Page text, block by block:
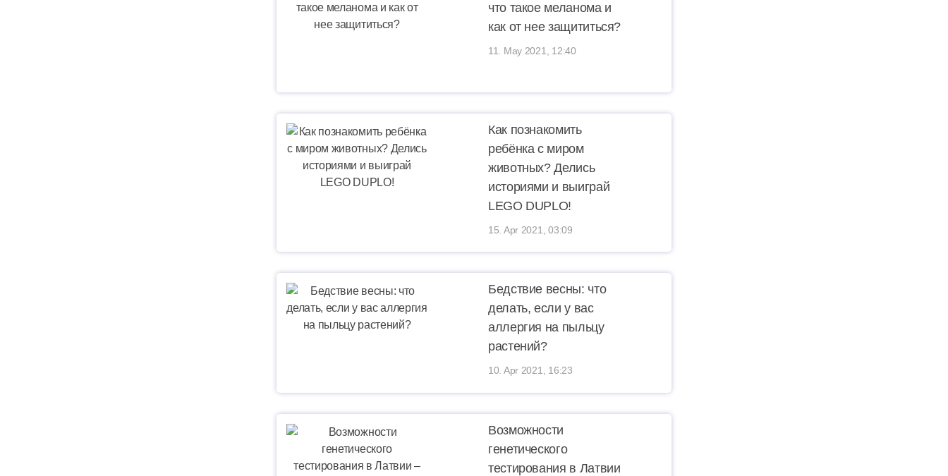
что такое меланома и
как от нее защититься?
11. May 2021, 12:40
Как познакомить
ребёнка с миром
животных? Делись
историями и выиграй
LEGO DUPLO!
15. Apr 2021, 03:09
Бедствие весны: что
делать, если у вас
аллергия на пыльцу
растений?
10. Apr 2021, 16:23
Возможности
генетического
тестирования в Латвии